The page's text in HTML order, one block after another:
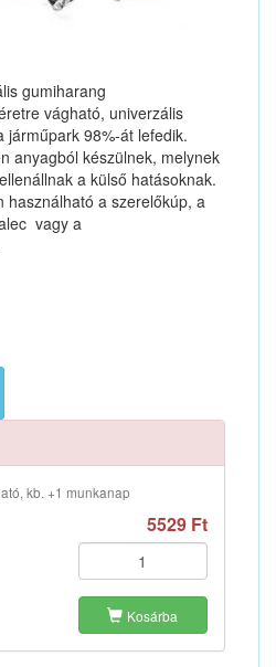
gumiharang
vágható, univerzális
járműpark 98%-át lefedik.
anyagból készülnek, melynek
a külső hatásoknak.
használható a szerelőkúp, a
vagy a
kb. +1 munkanap
5529 Ft
Kosárba